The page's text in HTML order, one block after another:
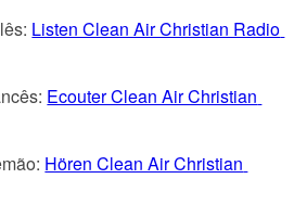
Listen Clean Air Christian Radio
Ecouter Clean Air Christian
Hören Clean Air Christian